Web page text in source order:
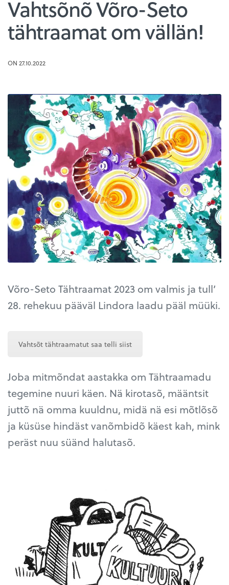
Vahtsõnõ Võro-Seto
tähtraamat om vällän!
ON 27.10.2022
Võro-Seto Tähtraamat 2023 om valmis ja tull’
28. rehekuu pääväl Lindora laadu pääl müüki.
Vahtsõt tähtraamatut saa telli siist
Joba mitmõndat aastakka om Tähtraamadu
tegemine nuuri käen. Nä kirotasõ, määntsit
juttõ nä omma kuuldnu, midä nä esi mõtlõsõ
ja küsüse hindäst vanõmbidõ käest kah, mink
peräst nuu süänd halutasõ.